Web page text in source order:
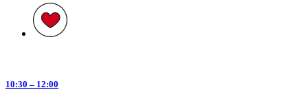
10:30 – 12:00